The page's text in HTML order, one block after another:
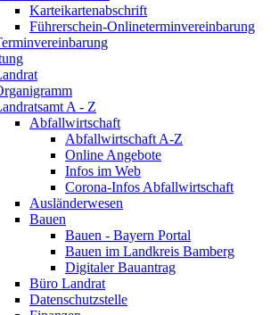
Karteikartenabschrift
Führerschein-Onlineterminvereinbarung
A - Z
Abfallwirtschaft
Abfallwirtschaft A-Z
Online Angebote
Infos im Web
Corona-Infos Abfallwirtschaft
Ausländerwesen
Bauen
Bauen - Bayern Portal
Bauen im Landkreis Bamberg
Digitaler Bauantrag
Büro Landrat
Datenschutzstelle